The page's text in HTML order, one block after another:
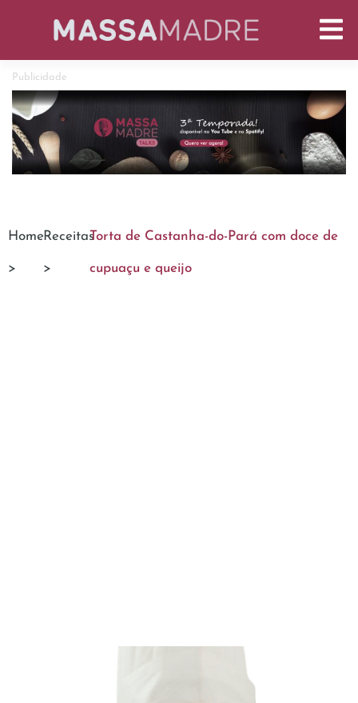
Publicidade
Home
>
Receitas
>
Torta de Castanha-do-Pará com doce de
cupuaçu e queijo